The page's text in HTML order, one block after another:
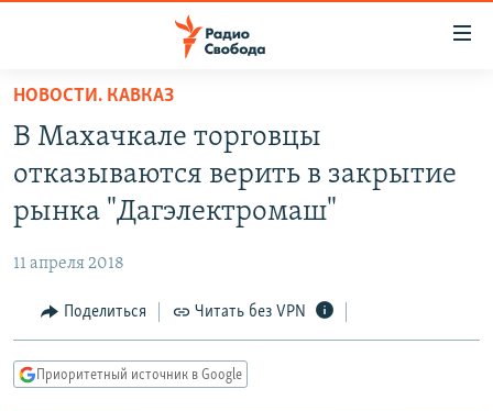
упрощенного
доступа
основному
Вернутся
Вернутся
АВТОРСКИЕ ПРОЕКТЫ
МНЕНИЯ
КУЛЬТУРА
КАВКАЗ.РЕАЛИИ
НОВОСТИ. КАВКАЗ
В Махачкале торговцы
отказываются верить в закрытие
рынка "Дагэлектромаш"
11 апреля 2018
Поделиться Читать без VPN
Приоритетный источник в Google